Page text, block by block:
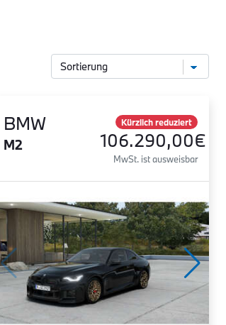
BMW
M2
Kürzlich reduziert
106.290,00€
MwSt. ist ausweisbar